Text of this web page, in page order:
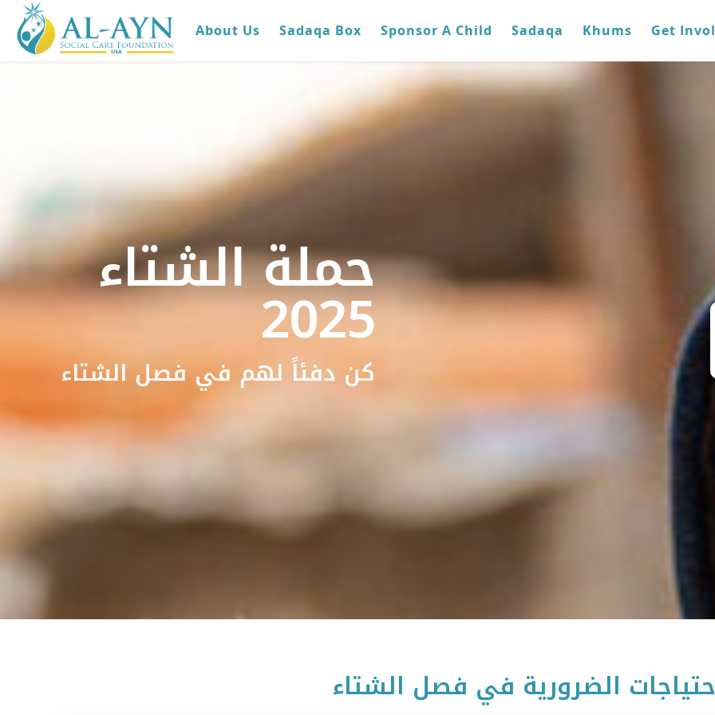
About Us Sadaqa Box Sponsor A Child Sadaqa Khums Get
حملة الشتاء
2025
كن دفئاً لهم في فصل الشتاء
الضرورية في فصل الشتاء